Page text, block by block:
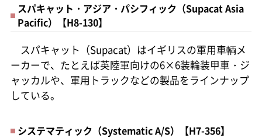
スパキャット・アジア・パシフィック（Supacat Asia
Pacific）【H8-130】
スパキャット（Supacat）はイギリスの軍用車輌メ
ーカーで、たとえば英陸軍向けの6×6装輪装甲車・ジ
ャッカルや、軍用トラックなどの製品をラインナップ
している。
システマティック（Systematic A/S）【H7-356】